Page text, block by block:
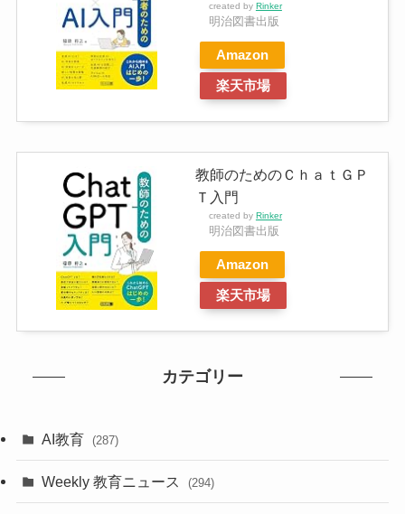
created by Rinker
明治図書出版
Amazon
楽天市場
教師のためのＣｈａｔＧＰ
Ｔ入門
created by Rinker
明治図書出版
Amazon
楽天市場
カテゴリー
AI教育 (287)
Weekly 教育ニュース (294)